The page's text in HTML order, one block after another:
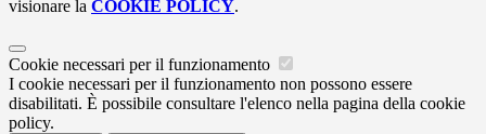
visionare la COOKIE POLICY.
Cookie necessari per il funzionamento
I cookie necessari per il funzionamento non possono essere
disabilitati. È possibile consultare l'elenco nella pagina della cookie
policy.